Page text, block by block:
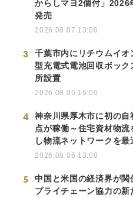
からしマヨ2個付」2026
発売
2026.08.07 13:00
3
千葉市内にリチウムイオ
型充電式電池回収ボック
所設置
2026.08.05 16:00
4
神奈川県厚木市に初の自
点が稼働～住宅資材物
し物流ネットワークを最
2026.08.06 13:00
5
中国と米国の経済界が関
プライチェーン協力の新